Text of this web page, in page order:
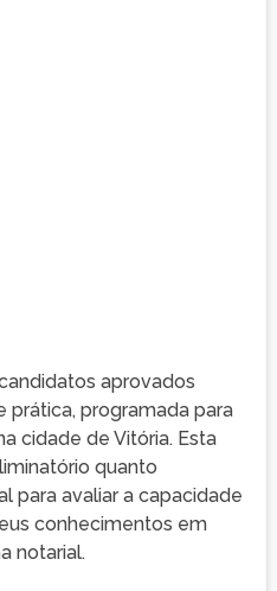
aprovados
prática, programada para
cidade de Vitória. Esta
quanto
para avaliar a capacidade
conhecimentos em
notarial.